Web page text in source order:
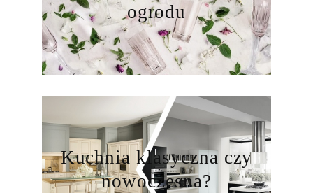
ogrodu
Kuchnia klasyczna czy
nowoczesna?